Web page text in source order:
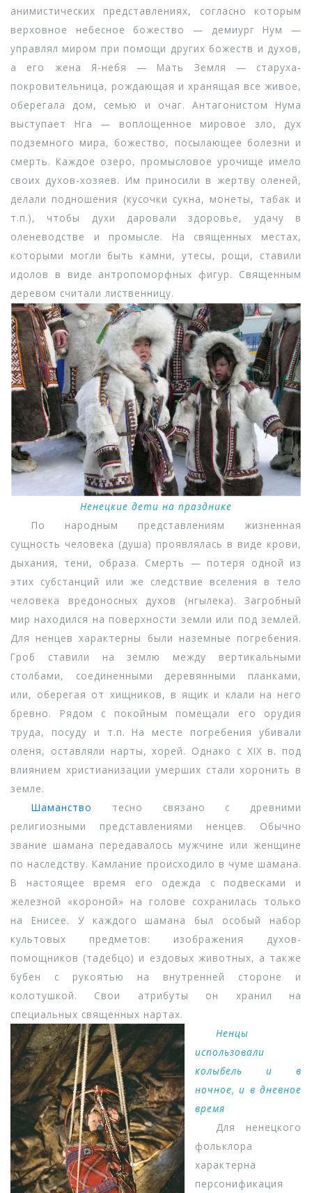
анимистических представлениях, согласно которым
верховное небесное божество — демиург Нум —
управлял миром при помощи других божеств и духов,
а его жена Я-небя — Мать Земля — старуха-
покровительница, рождающая и хранящая все живое,
оберегала дом, семью и очаг. Антагонистом Нума
выступает Нга — воплощенное мировое зло, дух
подземного мира, божество, посылающее болезни и
смерть. Каждое озеро, промысловое урочище имело
своих духов-хозяев. Им приносили в жертву оленей,
делали подношения (кусочки сукна, монеты, табак и
т.п.), чтобы духи даровали здоровье, удачу в
оленеводстве и промысле. На священных местах,
которыми могли быть камни, утесы, рощи, ставили
идолов в виде антропоморфных фигур. Священным
деревом считали лиственницу.
Ненецкие дети на празднике
По народным представлениям жизненная
сущность человека (душа) проявлялась в виде крови,
дыхания, тени, образа. Смерть — потеря одной из
этих субстанций или же следствие вселения в тело
человека вредоносных духов (нгылека). Загробный
мир находился на поверхности земли или под землей.
Для ненцев характерны были наземные погребения.
Гроб ставили на землю между вертикальными
столбами, соединенными деревянными планками,
или, оберегая от хищников, в ящик и клали на него
бревно. Рядом с покойным помещали его орудия
труда, посуду и т.п. На месте погребения убивали
оленя, оставляли нарты, хорей. Однако с XIX в. под
влиянием христианизации умерших стали хоронить в
земле.
Шаманство
тесно связано с древними
религиозными представлениями ненцев. Обычно
звание шамана передавалось мужчине или женщине
по наследству. Камлание происходило в чуме шамана.
В настоящее время его одежда с подвесками и
железной «короной» на голове сохранилась только
на Енисее. У каждого шамана был особый набор
культовых предметов: изображения духов-
помощников (тадебцо) и ездовых животных, а также
бубен с рукоятью на внутренней стороне и
колотушкой. Свои атрибуты он хранил на
специальных священных нартах.
Ненцы
использовали
колыбель и в
ночное, и в дневное
время
Для ненецкого
фольклора
характерна
персонификация